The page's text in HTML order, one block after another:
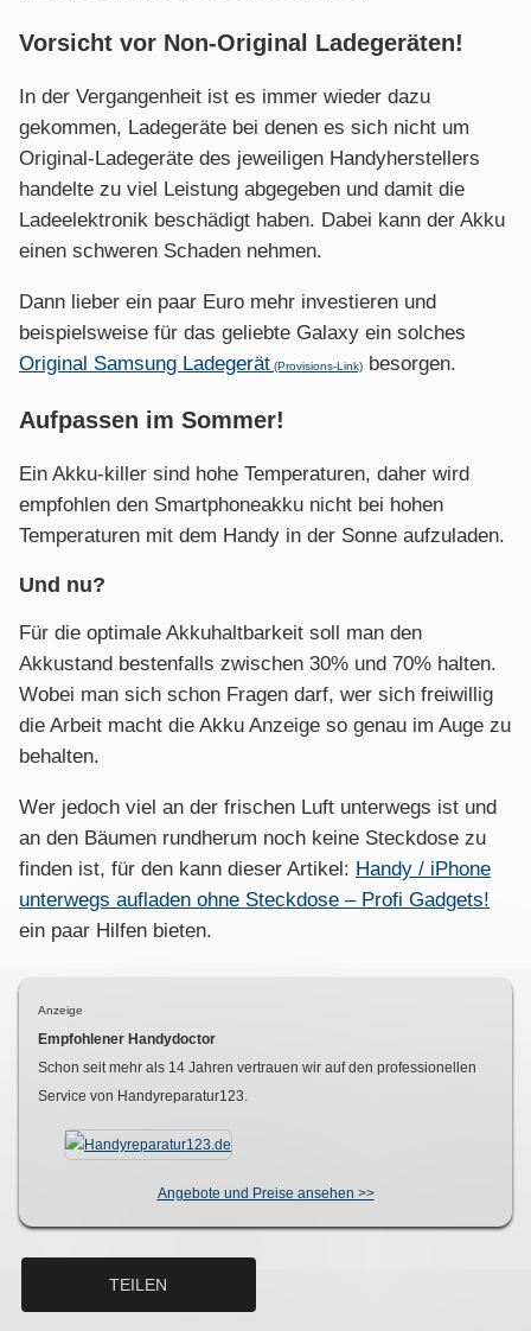
Vorsicht vor Non-Original Ladegeräten!
In der Vergangenheit ist es immer wieder dazu
gekommen, Ladegeräte bei denen es sich nicht um
Original-Ladegeräte des jeweiligen Handyherstellers
handelte zu viel Leistung abgegeben und damit die
Ladeelektronik beschädigt haben. Dabei kann der Akku
einen schweren Schaden nehmen.
Dann lieber ein paar Euro mehr investieren und
beispielsweise für das geliebte Galaxy ein solches
Original Samsung Ladegerät (Provisions-Link) besorgen.
Aufpassen im Sommer!
Ein Akku-killer sind hohe Temperaturen, daher wird
empfohlen den Smartphoneakku nicht bei hohen
Temperaturen mit dem Handy in der Sonne aufzuladen.
Und nu?
Für die optimale Akkuhaltbarkeit soll man den
Akkustand bestenfalls zwischen 30% und 70% halten.
Wobei man sich schon Fragen darf, wer sich freiwillig
die Arbeit macht die Akku Anzeige so genau im Auge zu
behalten.
Wer jedoch viel an der frischen Luft unterwegs ist und
an den Bäumen rundherum noch keine Steckdose zu
finden ist, für den kann dieser Artikel: Handy / iPhone
unterwegs aufladen ohne Steckdose – Profi Gadgets!
ein paar Hilfen bieten.
Anzeige
Empfohlener Handydoctor
Schon seit mehr als 14 Jahren vertrauen wir auf den professionellen
Service von Handyreparatur123.
Angebote und Preise ansehen >>
TEILEN